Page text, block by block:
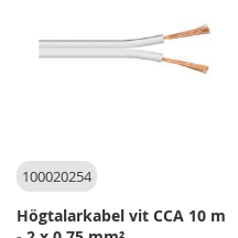
100020254
Högtalarkabel vit CCA 10 m